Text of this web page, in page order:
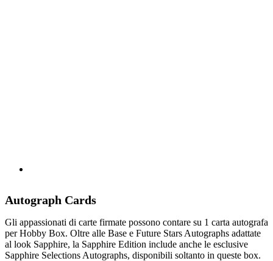
Autograph Cards
Gli appassionati di carte firmate possono contare su 1 carta autografa
per Hobby Box. Oltre alle Base e Future Stars Autographs adattate
al look Sapphire, la Sapphire Edition include anche le esclusive
Sapphire Selections Autographs, disponibili soltanto in queste box.